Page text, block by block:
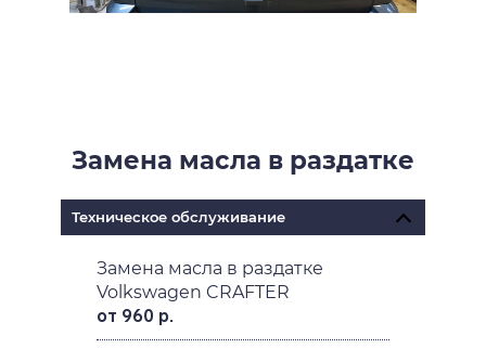
Замена масла в раздатке
Техническое обслуживание
Замена масла в раздатке
Volkswagen CRAFTER
от 960 р.